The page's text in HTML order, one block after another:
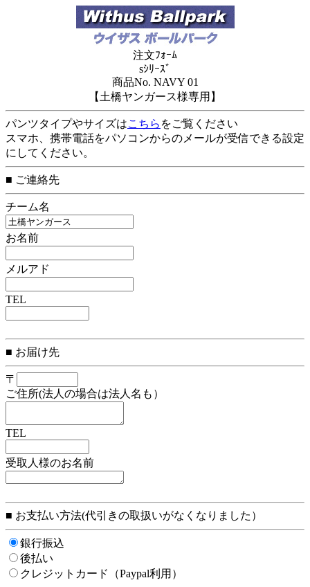
注文ﾌｫｰﾑ
sｼﾘｰｽﾞ
商品No. NAVY 01
【土橋ヤンガース様専用】
パンツタイプやサイズはこちら をご覧ください
スマホ、携帯電話をパソコンからのメールが受信できる設定
にしてください。
■ ご連絡先
チーム名
お名前
メルアド
TEL
■ お届け先
〒
ご住所(法人の場合は法人名も）
TEL
受取人様のお名前
■ お支払い方法(代引きの取扱いがなくなりました）
銀行振込
後払い
クレジットカード（Paypal利用）